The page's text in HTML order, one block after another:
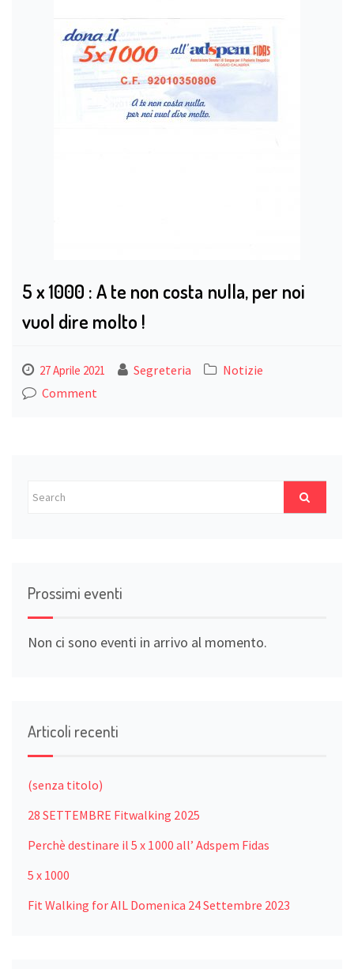
5 x 1000 : A te non costa nulla, per noi
vuol dire molto !
27 Aprile 2021 Segreteria
Notizie
Comment
Prossimi eventi
Non ci sono eventi in arrivo al momento.
Articoli recenti
(senza titolo)
28 SETTEMBRE Fitwalking 2025
Perchè destinare il 5 x 1000 all’ Adspem Fidas
5 x 1000
Fit Walking for AIL Domenica 24 Settembre 2023